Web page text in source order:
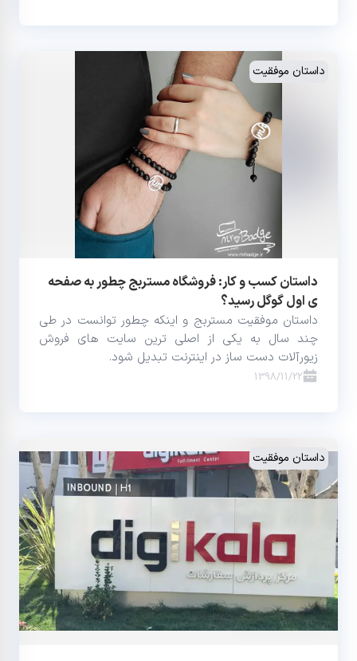
داستان موفقیت
داستان کسب و کار: فروشگاه مستربج چطور به صفحه
ی اول گوگل رسید؟
داستان موفقیت مستربج و اینکه چطور توانست در طی
چند سال به یکی از اصلی ترین سایت های فروش
زیورآلات دست ساز در اینترنت تبدیل شود.
1398/11/22
داستان موفقیت